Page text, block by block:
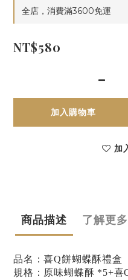
全店，消費滿3600免運
NT$580
加入購物車
加
商品描述 了解更多
品名：喜Q餅蝴蝶酥禮盒
規格：原味蝴蝶酥 *5+喜